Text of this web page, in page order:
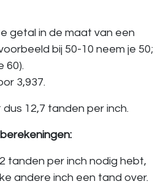
getal in de maat van een
bij 50-10 neem je 50;
60).
3,937.
12,7 tanden per inch.
tanden per inch nodig hebt,
andere inch een tand over.